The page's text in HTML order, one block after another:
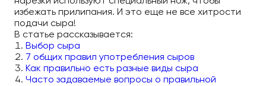
избежать прилипания. И это еще не все хитрости
подачи сыра!
В статье рассказывается:
Выбор сыра
7 общих правил употребления сыров
Как правильно есть разные виды сыра
Часто задаваемые вопросы о правильной